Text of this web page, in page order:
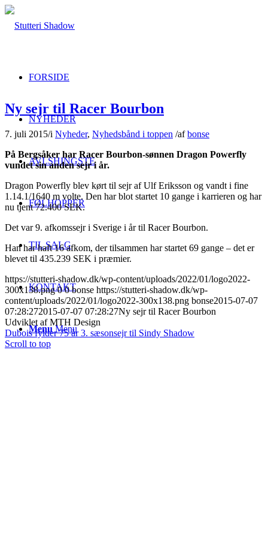
FORSIDE
NYHEDER
AVLSHINGSTE
FØLHOPPER
TIL SALG
KONTAKT
Menu Menu
Ny sejr til Racer Bourbon
7. juli 2015/i Nyheder, Nyhedsbånd i toppen /afbonse
På Bergsåker har Racer Bourbon-sønnen Dragon Powerfly
vundet sin anden sejr i år.
Dragon Powerfly blev kørt til sejr af Ulf Eriksson og vandt i fine
1.14.1/1640 m volte. Den har blot startet 10 gange i karrieren og har
nu tjent 72.400 SEK.
Det var 9. afkomssejr i Sverige i år til Racer Bourbon.
Han har haft 16 afkom, der tilsammen har startet 69 gange – det er
blevet til 435.239 SEK i præmier.
https://stutteri-shadow.dk/wp-content/uploads/2022/01/logo2022-
300x138.png 0 0 bonse https://stutteri-shadow.dk/wp-
content/uploads/2022/01/logo2022-300x138.png bonse2015-07-07
07:28:272015-07-07 07:28:27Ny sejr til Racer Bourbon
Udviklet af MTH Design
Dubois fylder 75 år 3. sæsonsejr til Sindy Shadow
Scroll to top